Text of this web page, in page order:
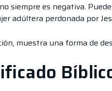
siempre es negativa.
adúltera perdonada por
muestra una forma de